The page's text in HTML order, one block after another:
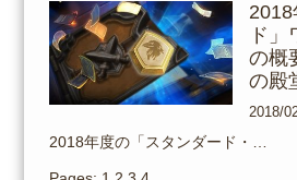
ド
の概
の殿
2018/
2018年度の「スタンダード・…